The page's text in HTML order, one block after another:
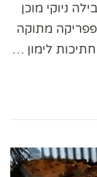
ניוקי מוכן
מתוקה
לימון …